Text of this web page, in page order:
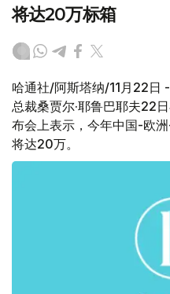
将达20万标箱
哈通社/阿斯塔纳/11月22日
总裁桑贾尔·耶鲁巴耶夫22
布会上表示，今年中国-欧
将达20万。